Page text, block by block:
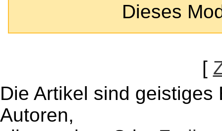
Dieses
[
Die Artikel sind
Autoren,